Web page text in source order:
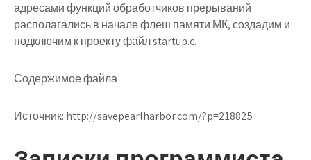
адресами функций обработчиков прерываний
располагались в начале флеш памяти МК, создадим и
подключим к проекту файл startup.c.
Содержимое файла
Источник: http://savepearlharbor.com/?p=218825